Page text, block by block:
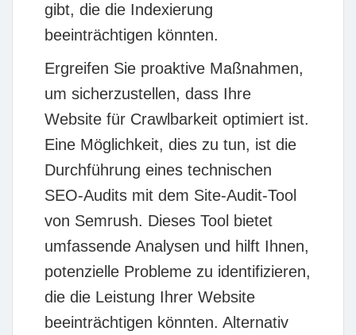
gibt, die die Indexierung
beeinträchtigen könnten.
Ergreifen Sie proaktive Maßnahmen,
um sicherzustellen, dass Ihre
Website für Crawlbarkeit optimiert ist.
Eine Möglichkeit, dies zu tun, ist die
Durchführung eines technischen
SEO-Audits mit dem Site-Audit-Tool
von Semrush. Dieses Tool bietet
umfassende Analysen und hilft Ihnen,
potenzielle Probleme zu identifizieren,
die die Leistung Ihrer Website
beeinträchtigen könnten. Alternativ